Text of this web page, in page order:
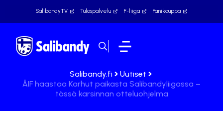
SalibandyTV Tulospalvelu F-liiga Fanikauppa
Salibandy.fi
Uutiset
ÅIF haastaa Karhut paikasta Salibandyliigassa –
tässä karsinnan otteluohjelma